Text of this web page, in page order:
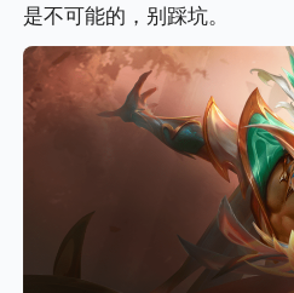
是不可能的，别踩坑。